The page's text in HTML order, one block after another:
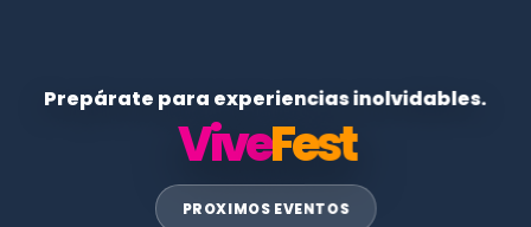
Prepárate para experiencias inolvidables.
ViveFest
PROXIMOS EVENTOS